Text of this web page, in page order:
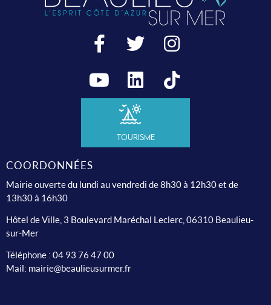
Tourisme
COORDONNÉES
Mairie ouverte du lundi au vendredi de 8h30 à 12h30 et de
13h30 à 16h30
Hôtel de Ville, 3 Boulevard Maréchal Leclerc, 06310 Beaulieu-
sur-Mer
Téléphone : 04 93 76 47 00
Mail: mairie@beaulieusurmer.fr